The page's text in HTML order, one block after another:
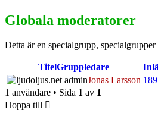
Globala moderatorer
Detta är en specialgrupp,
TitelGruppledare
Jonas Larsson
1 användare • Sida 1 av 1
Hoppa till